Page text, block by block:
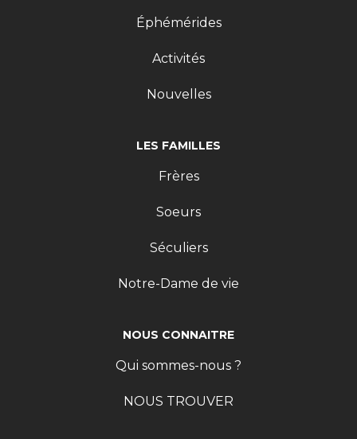
NOUS CONNAITRE
Qui sommes-nous ?
NOUS TROUVER
LES FAMILLES
Frères
Soeurs
Séculiers
Notre-Dame de vie
Éphémérides
Activités
Nouvelles